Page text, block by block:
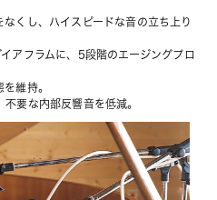
くし、ハイスピードな音の立ち上り
アフラムに、5段階のエージングプロ
維持。
要な内部反響音を低減。